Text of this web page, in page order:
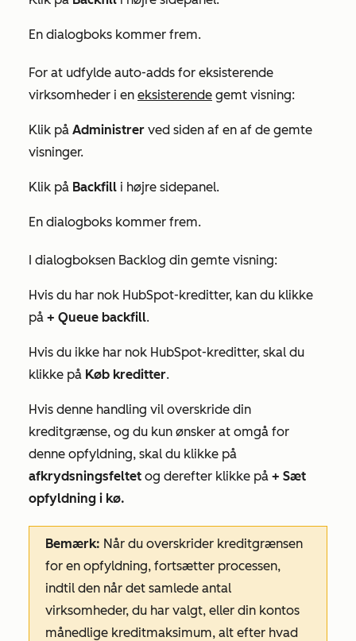
En dialogboks kommer frem.
For at udfylde auto-adds for eksisterende
virksomheder i en eksisterende gemt visning:
Klik på Administrer ved siden af en af de gemte
visninger.
Klik på Backfill i højre sidepanel.
En dialogboks kommer frem.
I dialogboksen Backlog din gemte visning:
Hvis du har nok HubSpot-kreditter, kan du klikke
på + Queue backfill.
Hvis du ikke har nok HubSpot-kreditter, skal du
klikke på Køb kreditter.
Hvis denne handling vil overskride din
kreditgrænse, og du kun ønsker at omgå for
denne opfyldning, skal du klikke på
afkrydsningsfeltet og derefter klikke på + Sæt
opfyldning i kø.
Bemærk: Når du overskrider kreditgrænsen
for en opfyldning, fortsætter processen,
indtil den når det samlede antal
virksomheder, du har valgt, eller din kontos
månedlige kreditmaksimum, alt efter hvad